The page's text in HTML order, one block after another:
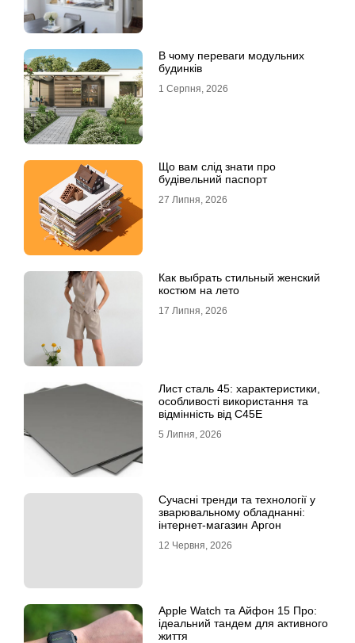
В чому переваги модульних
будинків
1 Серпня, 2026
Що вам слід знати про
будівельний паспорт
27 Липня, 2026
Как выбрать стильный женский
костюм на лето
17 Липня, 2026
Лист сталь 45: характеристики,
особливості використання та
відмінність від C45E
5 Липня, 2026
Сучасні тренди та технології у
зварювальному обладнанні:
інтернет-магазин Аргон
12 Червня, 2026
Apple Watch та Айфон 15 Про:
ідеальний тандем для активного
життя